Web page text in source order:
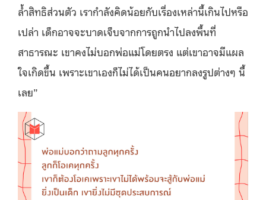
ล้ำสิทธิส่วนตัว เรากำลังคิดน้อยกับเรื่องเหล่านี้เกินไปหรือ
เปล่า เด็กอาจจะบาดเจ็บจากการถูกนำไปลงพื้นที่
สาธารณะ เขาคงไม่บอกพ่อแม่โดยตรง แต่เขาอาจมีแผล
ใจเกิดขึ้น เพราะเขาเองก็ไม่ได้เป็นคนอยากลงรูปต่างๆ นี้
เลย”